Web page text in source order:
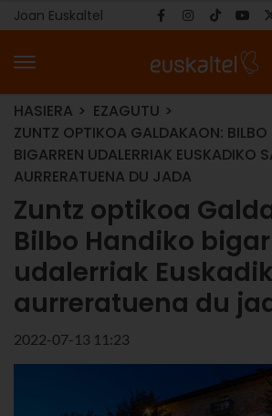
Joan Euskaltel
HASIERA
EZAGUTU
ZUNTZ OPTIKOA GALDAKAON:
BIGARREN UDALERRIAK EUSKADIKO
AURRERATUENA DU JADA
Zuntz optikoa
Bilbo Handiko
udalerriak
aurreratuena du
2022-07-13 11:23